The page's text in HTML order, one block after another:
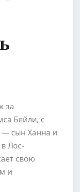
за
Бейли, с
— сын Ханна и
Лос-
свою
и